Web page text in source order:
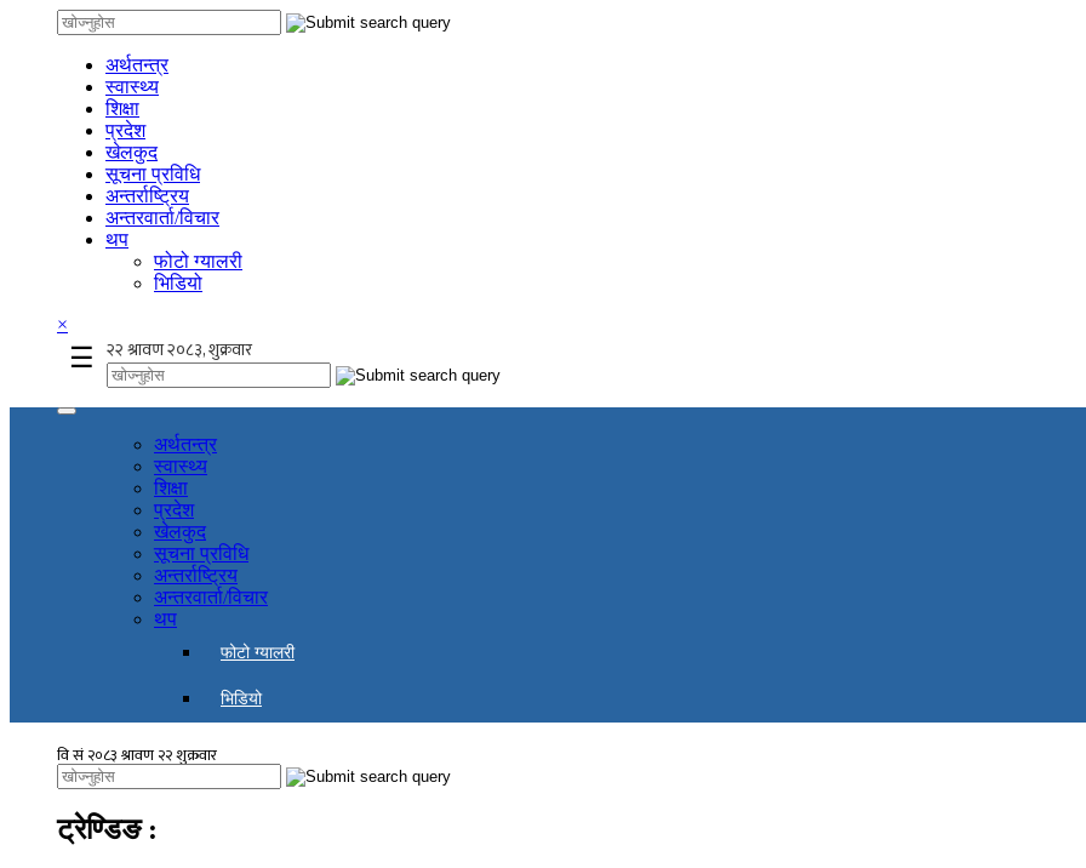
अर्थतन्त्र
स्वास्थ्य
शिक्षा
प्रदेश
खेलकुद
सूचना प्रविधि
अन्तर्राष्ट्रिय
अन्तरवार्ता/विचार
थप
फोटो ग्यालरी
भिडियो
×
☰
अर्थतन्त्र
स्वास्थ्य
शिक्षा
प्रदेश
खेलकुद
सूचना प्रविधि
अन्तर्राष्ट्रिय
अन्तरवार्ता/विचार
थप
फोटो ग्यालरी
भिडियो
ट्रेण्डिङ :